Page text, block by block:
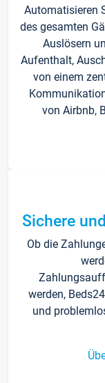
Automatisieren
des gesamten
Auslösern
Aufenthalt,
von einem
von Airbnb,
Sichere
Ob die
werden,
und